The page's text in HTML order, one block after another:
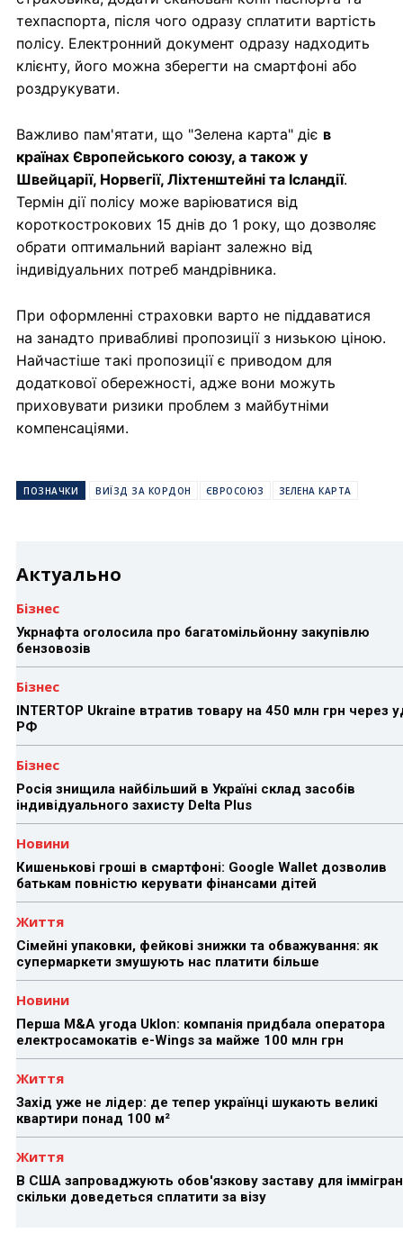
техпаспорта, після чого одразу сплатити вартість
полісу. Електронний документ одразу надходить
клієнту, його можна зберегти на смартфоні або
роздрукувати.
Важливо пам'ятати, що "Зелена карта" діє в
країнах Європейського союзу, а також у
Швейцарії, Норвегії, Ліхтенштейні та Ісландії.
Термін дії полісу може варіюватися від
короткострокових 15 днів до 1 року, що дозволяє
обрати оптимальний варіант залежно від
індивідуальних потреб мандрівника.
При оформленні страховки варто не піддаватися
на занадто привабливі пропозиції з низькою ціною.
Найчастіше такі пропозиції є приводом для
додаткової обережності, адже вони можуть
приховувати ризики проблем з майбутніми
компенсаціями.
ПОЗНАЧКИ ВИЇЗД ЗА КОРДОН ЄВРОСОЮЗ ЗЕЛЕНА КАРТА
Актуально
Бізнес
Укрнафта оголосила про багатомільйонну закупівлю
бензовозів
Бізнес
INTERTOP Ukraine втратив товару на 450 млн грн через
РФ
Бізнес
Росія знищила найбільший в Україні склад засобів
індивідуального захисту Delta Plus
Новини
Кишенькові гроші в смартфоні: Google Wallet дозволив
батькам повністю керувати фінансами дітей
Життя
Сімейні упаковки, фейкові знижки та обважування: як
супермаркети змушують нас платити більше
Новини
Перша M&A угода Uklon: компанія придбала оператора
електросамокатів e-Wings за майже 100 млн грн
Життя
Захід уже не лідер: де тепер українці шукають великі
квартири понад 100 м²
Життя
В США запроваджують обов'язкову заставу для
скільки доведеться сплатити за візу